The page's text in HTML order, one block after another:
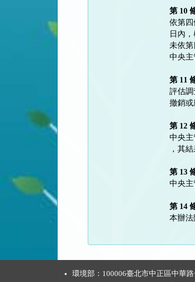
第 10
依第
日內
未依
中央主
第 11
評估
撤銷或
第 12
中央
，其
第 13
中央主
第 14
環境部：100006臺北市中正區中華